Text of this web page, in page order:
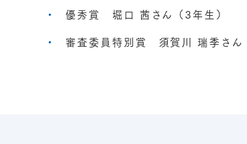
優秀賞 堀口 茜さん（3年生）
審査委員特別賞 須賀川 瑞季さん